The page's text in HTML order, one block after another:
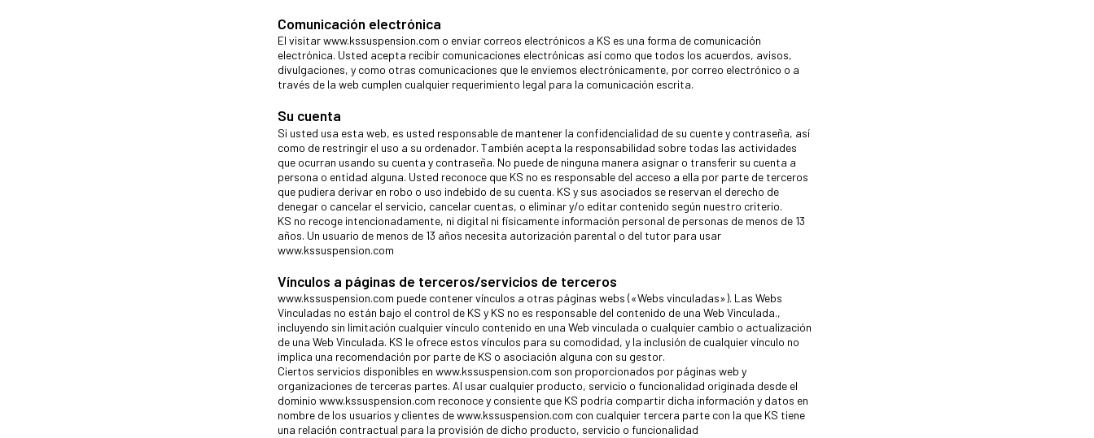
Comunicación electrónica
El visitar www.kssuspension.com o enviar correos electrónicos a KS es una forma de comunicación
electrónica. Usted acepta recibir comunicaciones electrónicas así como que todos los acuerdos, avisos,
divulgaciones, y como otras comunicaciones que le enviemos electrónicamente, por correo electrónico o a
través de la web cumplen cualquier requerimiento legal para la comunicación escrita.
Su cuenta
Si usted usa esta web, es usted responsable de mantener la confidencialidad de su cuente y contraseña, así
como de restringir el uso a su ordenador. También acepta la responsabilidad sobre todas las actividades
que ocurran usando su cuenta y contraseña. No puede de ninguna manera asignar o transferir su cuenta a
persona o entidad alguna. Usted reconoce que KS no es responsable del acceso a ella por parte de terceros
que pudiera derivar en robo o uso indebido de su cuenta. KS y sus asociados se reservan el derecho de
denegar o cancelar el servicio, cancelar cuentas, o eliminar y/o editar contenido según nuestro criterio.
KS no recoge intencionadamente, ni digital ni físicamente información personal de personas de menos de 13
años. Un usuario de menos de 13 años necesita autorización parental o del tutor para usar
www.kssuspension.com
Vínculos a páginas de terceros/servicios de terceros
www.kssuspension.com puede contener vínculos a otras páginas webs («Webs vinculadas»). Las Webs
Vinculadas no están bajo el control de KS y KS no es responsable del contenido de una Web Vinculada.,
incluyendo sin limitación cualquier vínculo contenido en una Web vinculada o cualquier cambio o actualización
de una Web Vinculada. KS le ofrece estos vínculos para su comodidad, y la inclusión de cualquier vínculo no
implica una recomendación por parte de KS o asociación alguna con su gestor.
Ciertos servicios disponibles en www.kssuspension.com son proporcionados por páginas web y
organizaciones de terceras partes. Al usar cualquier producto, servicio o funcionalidad originada desde el
dominio www.kssuspension.com reconoce y consiente que KS podría compartir dicha información y datos en
nombre de los usuarios y clientes de www.kssuspension.com con cualquier tercera parte con la que KS tiene
una relación contractual para la provisión de dicho producto, servicio o funcionalidad